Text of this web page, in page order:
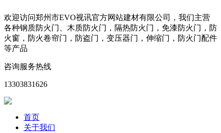
欢迎访问郑州市EVO视讯官方网站建材有限公司，我们主营
各种钢质防火门、木质防火门，隔热防火门，免漆防火门，防
火窗，防火卷帘门，防盗门，变压器门，伸缩门，防火门配件
等产品
咨询服务热线
13303831626
首页
关于我们